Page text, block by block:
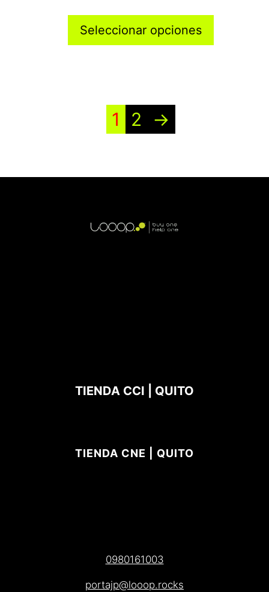
Seleccionar opciones
1 2 →
TIENDA CCI | QUITO
TIENDA CNE | QUITO
0980161003
portajp@looop.rocks